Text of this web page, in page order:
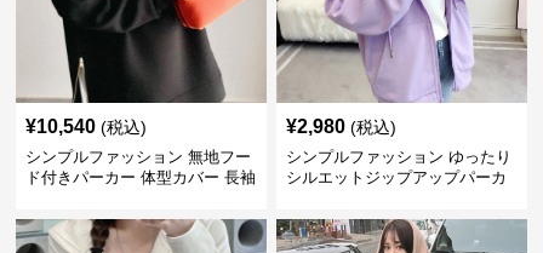
¥10,540 (税込)
シンプルファッション 無地フー
ド付きパーカー 体型カバー 長袖
¥2,980 (税込)
シンプルファッション ゆったり
シルエットジップアップパーカ